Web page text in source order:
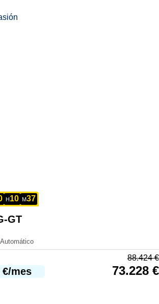
H 10 M37
GT
Automático
€/mes
88.424€
73.228 €